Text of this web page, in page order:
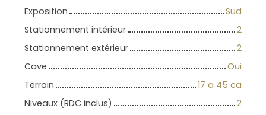
Exposition
Sud
Stationnement intérieur
2
Stationnement extérieur
2
Cave
Oui
Terrain
17 a 45 ca
Niveaux (RDC inclus)
2